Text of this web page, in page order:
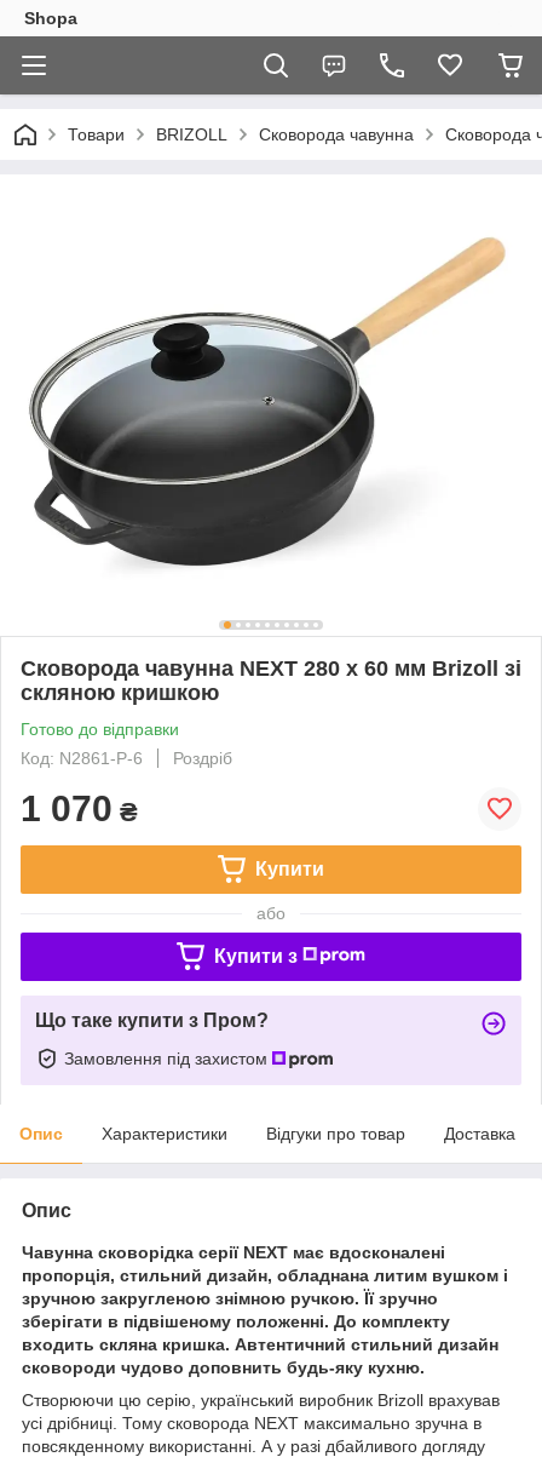
Shopa
Товари BRIZOLL Сковорода чавунна Сковорода
Сковорода чавунна NEXT 280 х 60 мм Brizoll зі
скляною кришкою
Готово до відправки
Код: N2861-P-6
Роздріб
1 070 ₴
Купити
або
Купити з
Що таке купити з Пром?
Замовлення під захистом
Опис Характеристики Відгуки про товар Доставка
Опис
Чавунна сковорідка серії NEXT має вдосконалені
пропорція, стильний дизайн, обладнана литим вушком і
зручною закругленою знімною ручкою. Її зручно
зберігати в підвішеному положенні. До комплекту
входить скляна кришка. Автентичний стильний дизайн
сковороди чудово доповнить будь-яку кухню.
Створюючи цю серію, український виробник Brizoll врахував
усі дрібниці. Тому сковорода NEXT максимально зручна в
повсякденному використанні. А у разі дбайливого догляду